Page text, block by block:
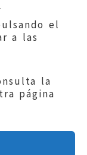
el
a las
la
página
|